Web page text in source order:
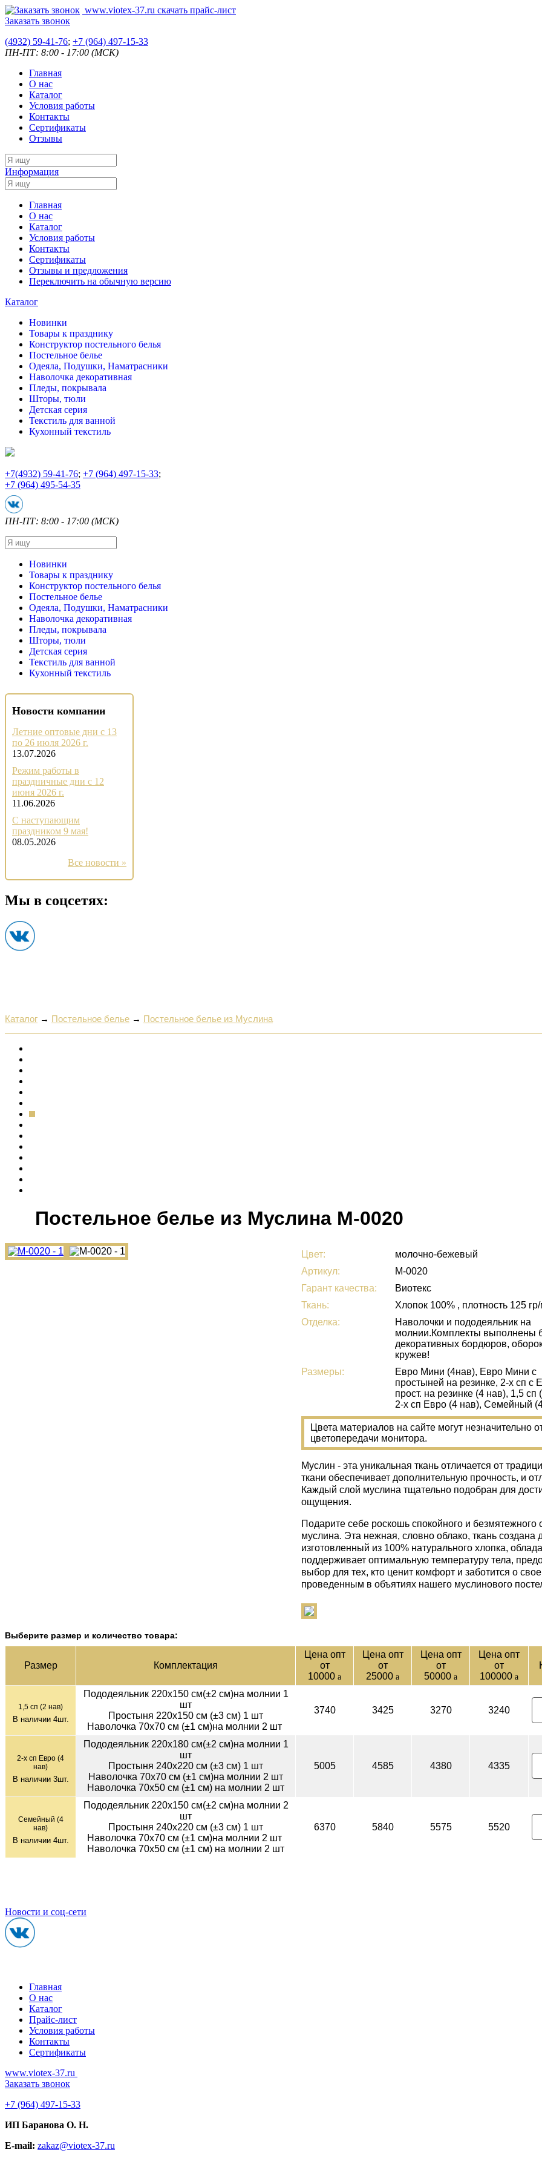
www.viotex-37.ru скачать прайс-лист
Заказать звонок
(4932) 59-41-76; +7 (964) 497-15-33
ПН-ПТ: 8:00 - 17:00 (МСК)
Главная
О нас
Каталог
Условия работы
Контакты
Сертификаты
Отзывы
Информация
Главная
О нас
Каталог
Условия работы
Контакты
Сертификаты
Отзывы и предложения
Переключить на обычную версию
Каталог
Новинки
Товары к празднику
Конструктор постельного белья
Постельное белье
Одеяла, Подушки, Наматрасники
Наволочка декоративная
Пледы, покрывала
Шторы, тюли
Детская серия
Текстиль для ванной
Кухонный текстиль
+7(4932) 59-41-76; +7 (964) 497-15-33;
+7 (964) 495-54-35
ПН-ПТ: 8:00 - 17:00 (МСК)
Новинки
Товары к празднику
Конструктор постельного белья
Постельное белье
Одеяла, Подушки, Наматрасники
Наволочка декоративная
Пледы, покрывала
Шторы, тюли
Детская серия
Текстиль для ванной
Кухонный текстиль
Новости компании
Летние оптовые дни с 13
по 26 июля 2026 г.
13.07.2026
Режим работы в
праздничные дни с 12
июня 2026 г.
11.06.2026
С наступающим
праздником 9 мая!
08.05.2026
Все новости »
Мы в соцсетях:
Каталог → Постельное белье → Постельное белье из Муслина
Постельное белье из Муслина М-0020
Цвет:
молочно-бежевый
Артикул:
М-0020
Гарант качества:
Виотекс
Ткань:
Хлопок 100% , плотность 125
Отделка:
Наволочки и пододеяльник на
молнии.Комплекты выполнены
декоративных бордюров,
кружев!
Размеры:
Евро Мини (4нав), Евро Мини с
простыней на резинке, 2-х сп с
прост. на резинке (4 нав), 1,5 сп
2-х сп Евро (4 нав), Семейный
Цвета материалов на сайте могут незначительно
цветопередачи монитора.
Муслин - эта уникальная ткань отличается от
ткани обеспечивает дополнительную прочность, и
Каждый слой муслина тщательно подобран для
ощущения.
Подарите себе роскошь спокойного и
муслина. Эта нежная, словно облако, ткань
изготовленный из 100% натурального хлопка,
поддерживает оптимальную температуру тела,
выбор для тех, кто ценит комфорт и заботится о
проведенным в объятиях нашего муслинового
Выберите размер и количество товара:
Раз­мер Ком­плек­тация
Цена опт
от
10000 a
Цена опт
от
25000 a
Цена опт
от
50000 a
Цена опт
от
100000 a
1,5 сп (2 нав)
В наличии 4шт.
Пододеяльник 220х150 см(±2 см)на молнии 1
шт
Простыня 220х150 см (±3 см) 1 шт
Наволочка 70х70 см (±1 см)на молнии 2 шт
3740 3425 3270 3240
2-х сп Евро (4
нав)
В наличии 3шт.
Пододеяльник 220х180 см(±2 см)на молнии 1
шт
Простыня 240х220 см (±3 см) 1 шт
Наволочка 70х70 см (±1 см)на молнии 2 шт
Наволочка 70х50 см (±1 см) на молнии 2 шт
5005 4585 4380 4335
Семейный (4
нав)
В наличии 4шт.
Пододеяльник 220х150 см(±2 см)на молнии 2
шт
Простыня 240х220 см (±3 см) 1 шт
Наволочка 70х70 см (±1 см)на молнии 2 шт
Наволочка 70х50 см (±1 см) на молнии 2 шт
6370 5840 5575 5520
Новости и соц-сети
Главная
О нас
Каталог
Прайс-лист
Условия работы
Контакты
Сертификаты
www.viotex-37.ru
Заказать звонок
+7 (964) 497-15-33
ИП Баранова О. Н.
E-mail: zakaz@viotex-37.ru